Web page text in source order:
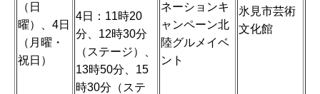
（日
曜）、4日
（月曜・
祝日）
4日：11時20
分、12時30分
（ステージ）、
13時50分、15
時30分（ステ
ネーションキ
ャンペーン北
陸グルメイベ
ント
氷見市芸術
文化館